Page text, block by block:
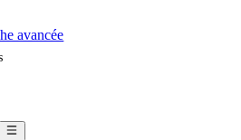
avancée